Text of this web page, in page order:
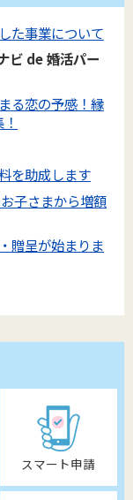
た事業について
ビ de 婚活パー
る恋の予感！縁
を助成します
子さまから増額
贈呈が始まりま
スマート申請